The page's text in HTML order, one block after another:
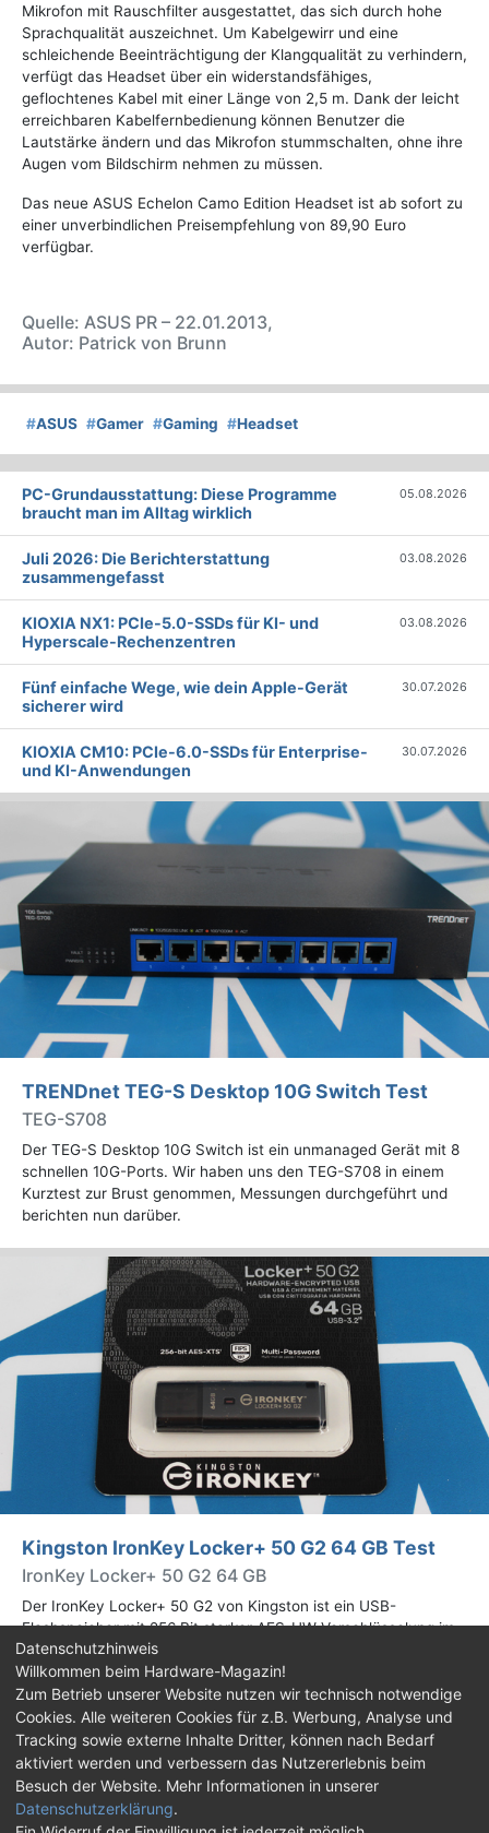
Mikrofon mit Rauschfilter ausgestattet, das sich durch hohe
Sprachqualität auszeichnet. Um Kabelgewirr und eine
schleichende Beeinträchtigung der Klangqualität zu verhindern,
verfügt das Headset über ein widerstandsfähiges,
geflochtenes Kabel mit einer Länge von 2,5 m. Dank der leicht
erreichbaren Kabelfernbedienung können Benutzer die
Lautstärke ändern und das Mikrofon stummschalten, ohne ihre
Augen vom Bildschirm nehmen zu müssen.
Das neue ASUS Echelon Camo Edition Headset ist ab sofort zu
einer unverbindlichen Preisempfehlung von 89,90 Euro
verfügbar.
Quelle: ASUS PR – 22.01.2013,
Autor: Patrick von Brunn
#ASUS #Gamer #Gaming #Headset
PC-Grundausstattung: Diese Programme
braucht man im Alltag wirklich
05.08.2026
Juli 2026: Die Bericht­erstattung
zusammengefasst
03.08.2026
KIOXIA NX1: PCIe-5.0-SSDs für KI- und
Hyperscale-Rechenzentren
03.08.2026
Fünf einfache Wege, wie dein Apple-Gerät
sicherer wird
30.07.2026
KIOXIA CM10: PCIe-6.0-SSDs für Enterprise-
und KI-Anwendungen
30.07.2026
TRENDnet TEG-S Desktop 10G Switch Test
TEG-S708
Der TEG-S Desktop 10G Switch ist ein unmanaged Gerät mit 8
schnellen 10G-Ports. Wir haben uns den TEG-S708 in einem
Kurztest zur Brust genommen, Messungen durchgeführt und
berichten nun darüber.
Kingston IronKey Locker+ 50 G2 64 GB Test
IronKey Locker+ 50 G2 64 GB
Der IronKey Locker+ 50 G2 von Kingston ist ein USB-
Flashspeicher mit 256 Bit starker AES-HW-Verschlüsselung im
XTS-Modus. Wir haben das 64-GB-Modell im Praxistest
genauer begutachtet.
Impressum| Kontakt |Jobs |Datenschutz |
Consent‑Einstellungen |Haftungsausschluss
Feed Facebook
Datenschutzhinweis
Willkommen beim Hardware-Magazin!
Zum Betrieb unserer Website nutzen wir technisch notwendige
Cookies. Alle weiteren Cookies für z.B. Werbung, Analyse und
Tracking sowie externe Inhalte Dritter, können nach Bedarf
aktiviert werden und verbessern das Nutzererlebnis beim
Besuch der Website. Mehr Informationen in unserer
Datenschutzerklärung.